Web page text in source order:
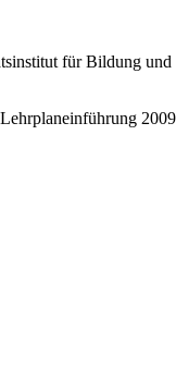
für Bildung